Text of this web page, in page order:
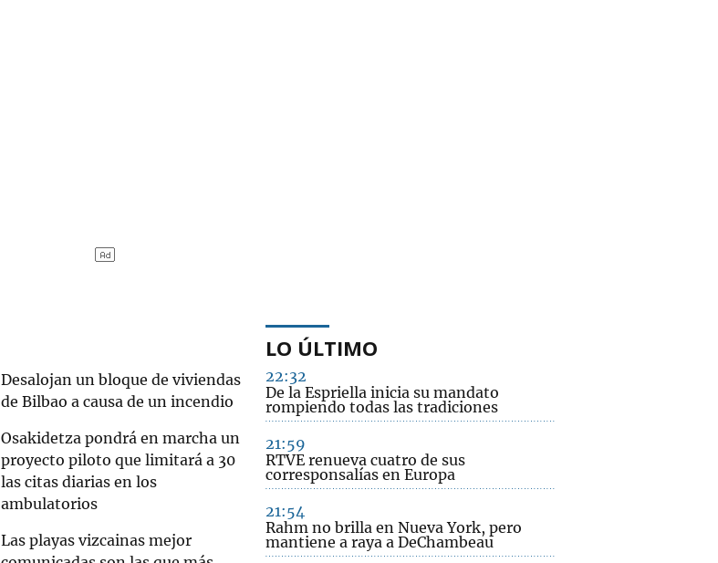
Desalojan un bloque de viviendas
de Bilbao a causa de un incendio
Osakidetza pondrá en marcha un
proyecto piloto que limitará a 30
las citas diarias en los
ambulatorios
Las playas vizcainas mejor
LO ÚLTIMO
22:32
De la Espriella inicia su mandato
rompiendo todas las tradiciones
21:59
RTVE renueva cuatro de sus
corresponsalías en Europa
21:54
Rahm no brilla en Nueva York, pero
mantiene a raya a DeChambeau